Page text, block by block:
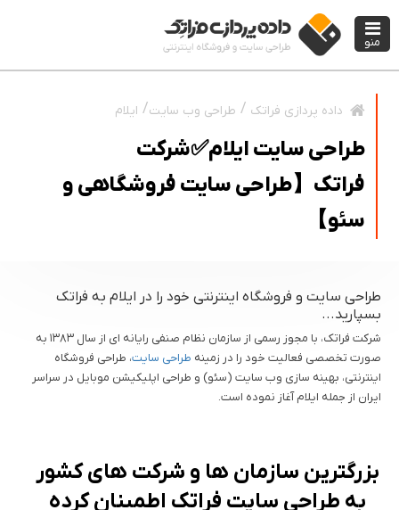
داده پردازی فراتک طراحی وب سایت ایلام
طراحی سایت ایلام✅شرکت
فراتک【طراحی سایت فروشگاهی و
سئو】
طراحی سایت و فروشگاه اینترنتی خود را در ایلام به فراتک
بسپارید...
شرکت فراتک، با مجوز رسمی از سازمان نظام صنفی رایانه ای از سال ۱۳۸۳ به
صورت تخصصی فعالیت خود را در زمینه طراحی سایت، طراحی فروشگاه
اینترنتی، بهینه سازی وب سایت (سئو) و طراحی اپلیکیشن موبایل در سراسر
ایران از جمله ایلام آغاز نموده است.
بزرگترین سازمان ها و شرکت های کشور
به طراحی سایت فراتک اطمینان کرده
منو